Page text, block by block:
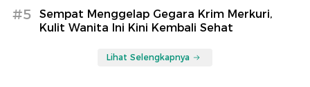
#5
Sempat Menggelap Gegara Krim Merkuri,
Kulit Wanita Ini Kini Kembali Sehat
Lihat Selengkapnya